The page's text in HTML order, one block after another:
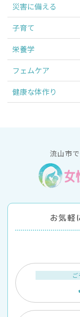
災害に備える
子育て
栄養学
フェムケア
健康な体作り
流山市
お気軽